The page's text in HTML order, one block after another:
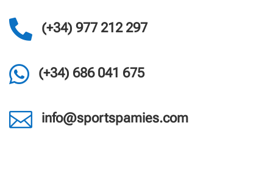
 (+34) 977 212 297
 (+34) 686 041 675
 info@sportspamies.com